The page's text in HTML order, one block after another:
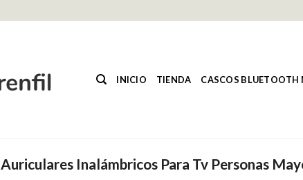
INICIO TIENDA CASCOS BLUETOOTH
Auriculares Inalámbricos Para Tv Personas